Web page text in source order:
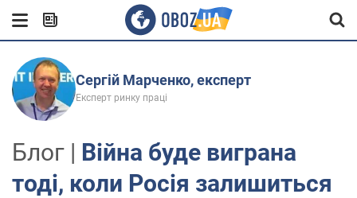
Сергій Марченко, експерт
Експерт ринку праці
Блог | Війна буде виграна
тоді, коли Росія залишиться